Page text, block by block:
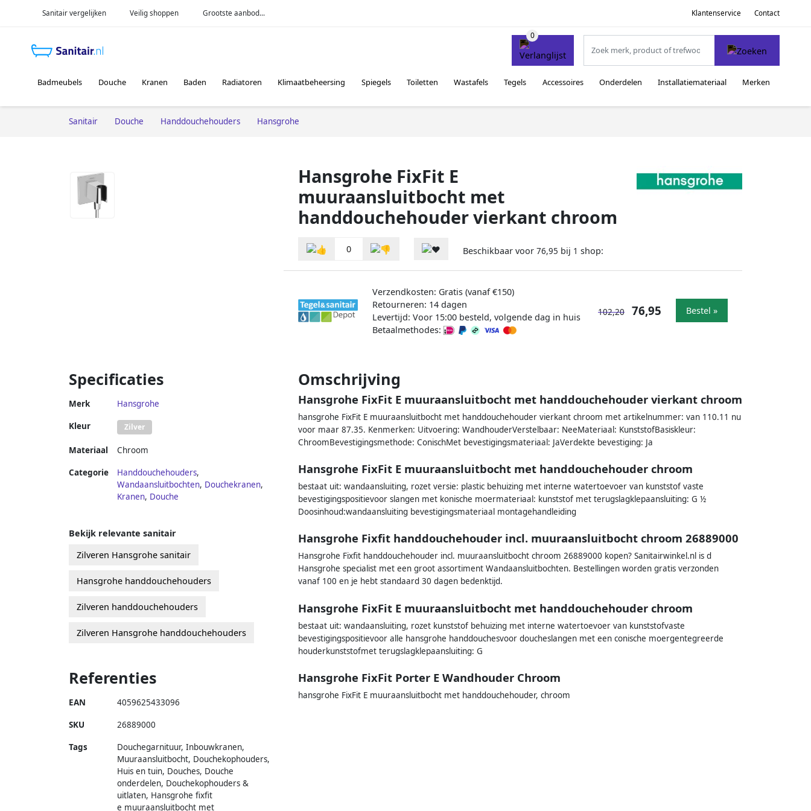
Sanitair vergelijken Veilig shoppen Grootste aanbod... Klantenservice Contact
Badmeubels Douche Kranen Baden Radiatoren Klimaatbeheersing Spiegels Toiletten Wastafels Tegels Accessoires Onderdelen Installatiemateriaal Merken
Sanitair Douche Handdouchehouders Hansgrohe
Hansgrohe FixFit E
muuraansluitbocht met
handdouchehouder vierkant chroom
0 Beschikbaar voor 76,95 bij 1 shop:
Verzendkosten: Gratis (vanaf €150)
Retourneren: 14 dagen
Levertijd: Voor 15:00 besteld, volgende dag in huis
Betaalmethodes:
102,20 76,95 Bestel »
Specificaties
Merk Hansgrohe
Kleur Zilver
Materiaal Chroom
Categorie Handdouchehouders,
Wandaansluitbochten, Douchekranen,
Kranen, Douche
Omschrijving
Hansgrohe FixFit E muuraansluitbocht met handdouchehouder vierkant chroom
hansgrohe FixFit E muuraansluitbocht met handdouchehouder vierkant chroom met artikelnummer: van 110.11 nu
voor maar 87.35. Kenmerken: Uitvoering: WandhouderVerstelbaar: NeeMateriaal: KunststofBasiskleur:
ChroomBevestigingsmethode: ConischMet bevestigingsmateriaal: JaVerdekte bevestiging: Ja
Hansgrohe FixFit E muuraansluitbocht met handdouchehouder chroom
bestaat uit: wandaansluiting, rozet versie: plastic behuizing met interne watertoevoer van kunststof vaste
bevestigingspositievoor slangen met konische moermateriaal: kunststof met terugslagklepaansluiting: G ½
Doosinhoud:wandaansluiting bevestigingsmateriaal montagehandleiding
Hansgrohe Fixfit handdouchehouder incl. muuraansluitbocht chroom 26889000
Hansgrohe Fixfit handdouchehouder incl. muuraansluitbocht chroom 26889000 kopen? Sanitairwinkel.nl is d
Hansgrohe specialist met een groot assortiment Wandaansluitbochten. Bestellingen worden gratis verzonden
vanaf 100 en je hebt standaard 30 dagen bedenktijd.
Hansgrohe FixFit E muuraansluitbocht met handdouchehouder chroom
bestaat uit: wandaansluiting, rozet kunststof behuizing met interne watertoevoer van kunststofvaste
bevestigingspositievoor alle hansgrohe handdouchesvoor doucheslangen met een conische moergentegreerde
houderkunststofmet terugslagklepaansluiting: G
Hansgrohe FixFit Porter E Wandhouder Chroom
hansgrohe FixFit E muuraansluitbocht met handdouchehouder, chroom
Bekijk relevante sanitair
Zilveren Hansgrohe sanitair
Hansgrohe handdouchehouders
Zilveren handdouchehouders
Zilveren Hansgrohe handdouchehouders
Referenties
EAN 4059625433096
SKU 26889000
Tags
Douchegarnituur, Inbouwkranen,
Muuraansluitbocht, Douchekophouders,
Huis en tuin, Douches, Douche
onderdelen, Douchekophouders &
uitlaten, Hansgrohe fixfit
e muuraansluitbocht met